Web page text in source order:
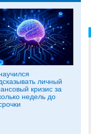
личный
кризис за
недель до